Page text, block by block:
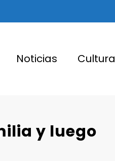
Noticias Cultura
y luego